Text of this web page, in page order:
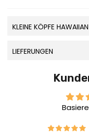
KLEINE KÖPFE
LIEFERUNGEN